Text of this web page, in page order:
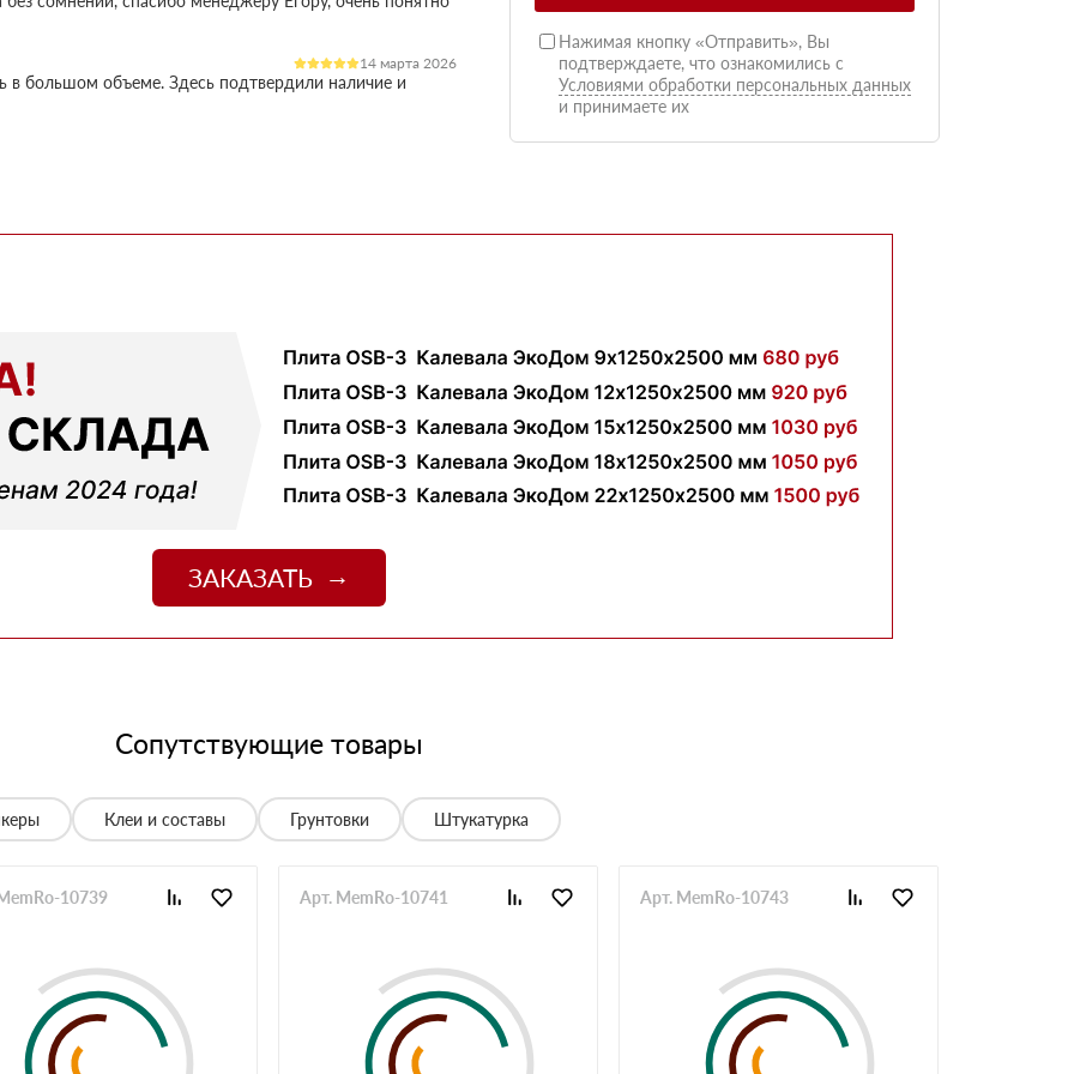
14 марта 2026
в большом объеме. Здесь подтвердили наличие и
но отношение нормальное, наверное будем
покупал, быстро отработали заявку и уже на
12 октября 2025
с другими поставщиками, здесь получилось
муж принял доставку и только потом оплатил
01 сентября 2025
и больше сказать нечего, четко и по делу
Денис объяснил разницу между материалами и
Доставили без задержек
13 июня 2025
менеджеру Алёне с организацией доставки с
28 мая 2025
нет, работаю уже напрямую с менеджером, что удобно.
20 мая 2025
неделе получили вторую. Всё супер
нет. Единственное неудобство было с проездом к
объяснил нормально. Забрали без проблем,
12 мая 2025
Нажимая кнопку «Отправить», Вы
подтверждаете, что ознакомились с
Условиями обработки персональных данных
и принимаете их
ЗАКАЗАТЬ
Сопутствующие товары
Клеи и составы Грунтовки Штукатурка
10739 Арт. MemRo-10741 Арт. MemRo-10743